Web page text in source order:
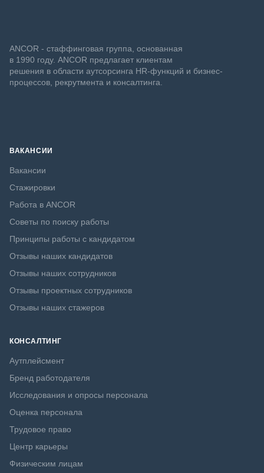
ANCOR - стаффинговая группа, основанная
в 1990 году. ANCOR предлагает клиентам
решения в области аутсорсинга HR-функций и бизнес-
процессов, рекрутмента и консалтинга.
ВАКАНСИИ
Вакансии
Стажировки
Работа в ANCOR
Советы по поиску работы
Принципы работы с кандидатом
Отзывы наших кандидатов
Отзывы наших сотрудников
Отзывы проектных сотрудников
Отзывы наших стажеров
КОНСАЛТИНГ
Аутплейсмент
Бренд работодателя
Исследования и опросы персонала
Оценка персонала
Трудовое право
Центр карьеры
Физическим лицам